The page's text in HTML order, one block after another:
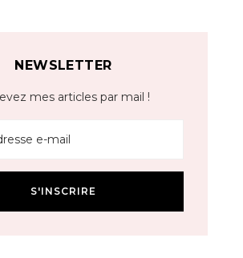
NEWSLETTER
mes articles par mail !